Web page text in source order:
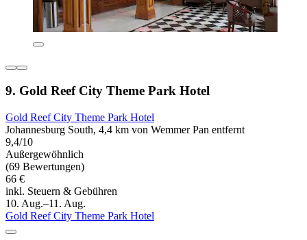
9. Gold Reef City Theme Park Hotel
Gold Reef City Theme Park Hotel
Johannesburg South, 4,4 km von Wemmer Pan entfernt
9,4/10
Außergewöhnlich
(69 Bewertungen)
66 €
inkl. Steuern & Gebühren
10. Aug.–11. Aug.
Gold Reef City Theme Park Hotel